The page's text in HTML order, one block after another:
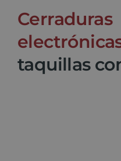
Cerraduras
taquillas